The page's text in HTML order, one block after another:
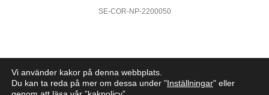
SE-COR-NP-2200050
Vi använder kakor på denna webbplats.
Du kan ta reda på mer om dessa under "Inställningar" eller